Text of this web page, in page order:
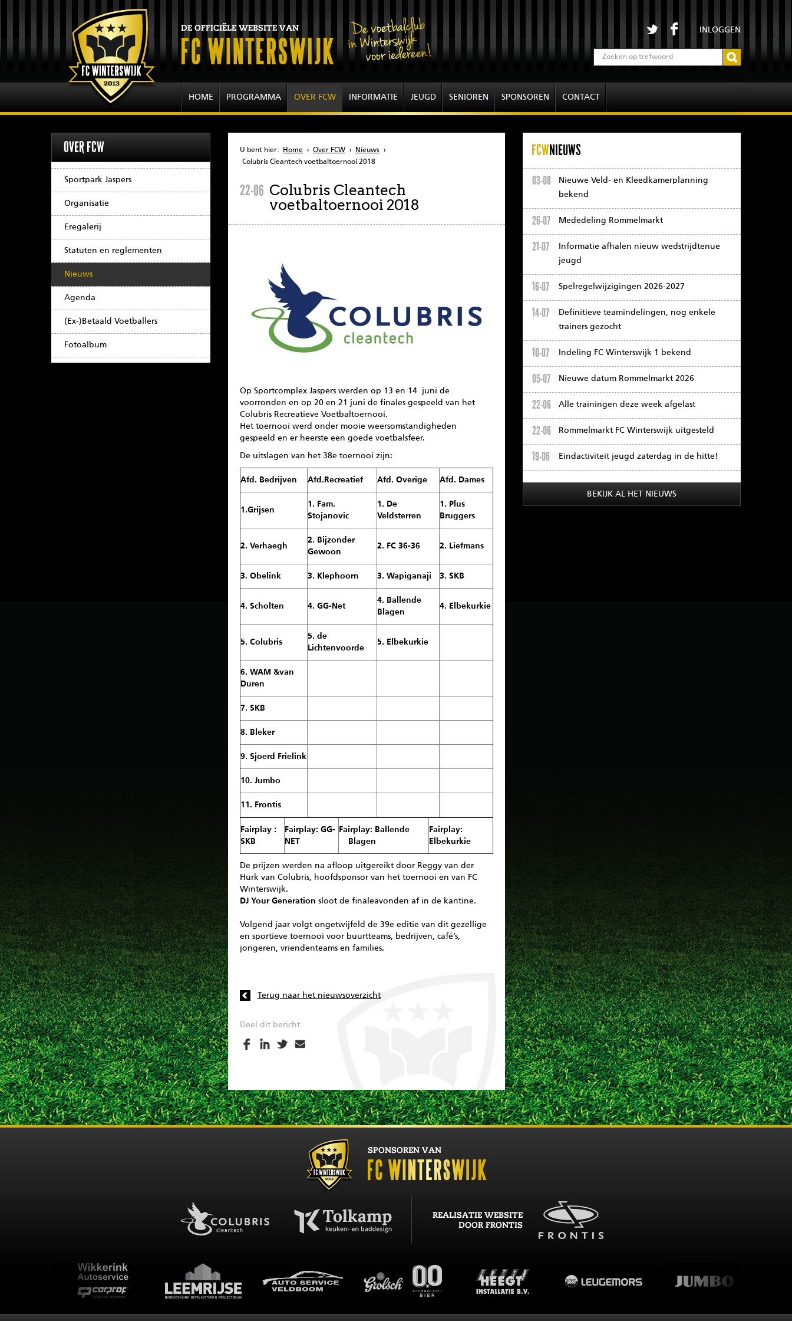
INLOGGEN
HOME PROGRAMMA OVER FCW INFORMATIE JEUGD SENIOREN SPONSOREN CONTACT
OVER FCW
Sportpark Jaspers
Organisatie
Eregalerij
Statuten en reglementen
Nieuws
Agenda
(Ex-)Betaald Voetballers
Fotoalbum
U bent hier: Home › Over FCW › Nieuws ›
Colubris Cleantech voetbaltoernooi 2018
22-06 Colubris Cleantech
voetbaltoernooi 2018
Op Sportcomplex Jaspers werden op 13 en 14 juni de
voorronden en op 20 en 21 juni de finales gespeeld van het
Colubris Recreatieve Voetbaltoernooi.
Het toernooi werd onder mooie weersomstandigheden
gespeeld en er heerste een goede voetbalsfeer.
De uitslagen van het 38e toernooi zijn:
Afd. Bedrijven Afd.Recreatief Afd. Overige Afd. Dames
1.Grijsen
1. Fam.
Stojanovic
1. De
Veldsterren
1. Plus
Bruggers
2. Verhaegh
2. Bijzonder
Gewoon
2. FC 36-36 2. Liefmans
3. Obelink 3. Klephoorn 3. Wapiganaji 3. SKB
4. Scholten 4. GG-Net
4. Ballende
Blagen
4. Elbekurkie
5. Colubris
5. de
Lichtenvoorde
5. Elbekurkie
6. WAM &van
Duren
7. SKB
8. Bleker
9. Sjoerd Frielink
10. Jumbo
11. Frontis
Fairplay :
SKB
Fairplay: GG-
NET
Fairplay: Ballende
Blagen
Fairplay:
Elbekurkie
De prijzen werden na afloop uitgereikt door Reggy van der
Hurk van Colubris, hoofdsponsor van het toernooi en van FC
Winterswijk.
DJ Your Generation sloot de finaleavonden af in de kantine.
Volgend jaar volgt ongetwijfeld de 39e editie van dit gezellige
en sportieve toernooi voor buurtteams, bedrijven, café’s,
jongeren, vriendenteams en families.
Terug naar het nieuwsoverzicht
Deel dit bericht
FCWNIEUWS
03-08
Nieuwe Veld- en Kleedkamerplanning
bekend
26-07 Mededeling Rommelmarkt
21-07
Informatie afhalen nieuw wedstrijdtenue
jeugd
16-07 Spelregelwijzigingen 2026-2027
14-07
Definitieve teamindelingen, nog enkele
trainers gezocht
10-07 Indeling FC Winterswijk 1 bekend
05-07 Nieuwe datum Rommelmarkt 2026
22-06 Alle trainingen deze week afgelast
22-06 Rommelmarkt FC Winterswijk uitgesteld
19-06 Eindactiviteit jeugd zaterdag in de hitte!
BEKIJK AL HET NIEUWS